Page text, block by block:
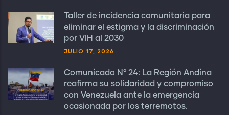
Taller de incidencia comunitaria para
eliminar el estigma y la discriminación
por VIH al 2030
JULIO 17, 2026
Comunicado N° 24: La Región Andina
reafirma su solidaridad y compromiso
con Venezuela ante la emergencia
ocasionada por los terremotos.